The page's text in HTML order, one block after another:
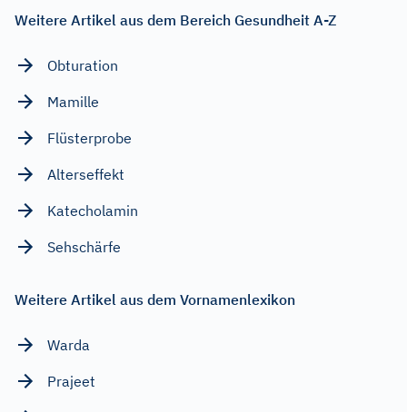
Weitere Artikel aus dem Bereich Gesundheit A-Z
Obturation
Mamille
Flüsterprobe
Alterseffekt
Katecholamin
Sehschärfe
Weitere Artikel aus dem Vornamenlexikon
Warda
Prajeet